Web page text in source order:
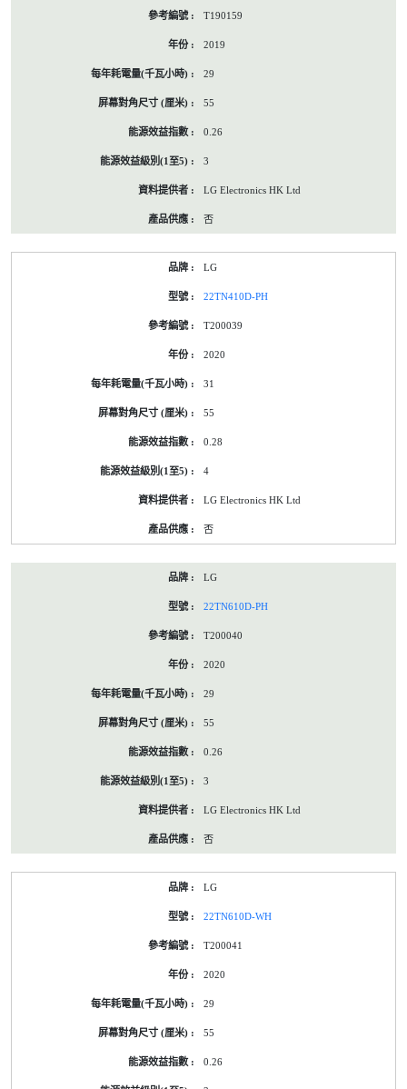
T190159
2019
29
55
0.26
3
LG Electronics HK Ltd
否
LG
22TN410D-PH
T200039
2020
31
55
0.28
4
LG Electronics HK Ltd
否
LG
22TN610D-PH
T200040
2020
29
55
0.26
3
LG Electronics HK Ltd
否
LG
22TN610D-WH
T200041
2020
29
55
0.26